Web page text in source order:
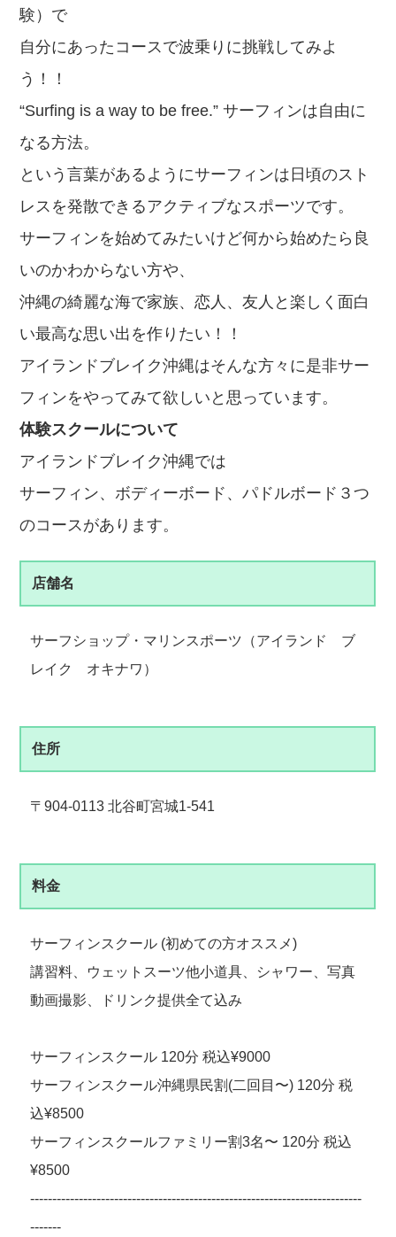
験）で
自分にあったコースで波乗りに挑戦してみよ
う！！
“Surfing is a way to be free.” サーフィンは自由に
なる方法。
という言葉があるようにサーフィンは日頃のスト
レスを発散できるアクティブなスポーツです。
サーフィンを始めてみたいけど何から始めたら良
いのかわからない方や、
沖縄の綺麗な海で家族、恋人、友人と楽しく面白
い最高な思い出を作りたい！！
アイランドブレイク沖縄はそんな方々に是非サー
フィンをやってみて欲しいと思っています。
体験スクールについて
アイランドブレイク沖縄では
サーフィン、ボディーボード、パドルボード３つ
のコースがあります。
店舗名
サーフショップ・マリンスポーツ（アイランド ブ
レイク オキナワ）
住所
〒904-0113 北谷町宮城1-541
料金
サーフィンスクール (初めての方オススメ)
講習料、ウェットスーツ他小道具、シャワー、写真
動画撮影、ドリンク提供全て込み
サーフィンスクール 120分 税込¥9000
サーフィンスクール沖縄県民割(二回目〜) 120分 税
込¥8500
サーフィンスクールファミリー割3名〜 120分 税込
¥8500
---------------------------------------------------------------------------
-------